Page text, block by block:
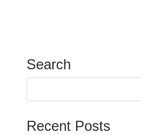
Search
Recent Posts